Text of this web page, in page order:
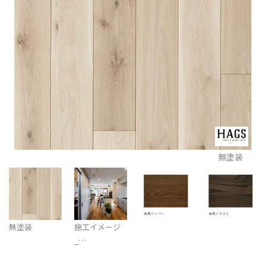
無塗装
無塗装
施工イメージ
_…